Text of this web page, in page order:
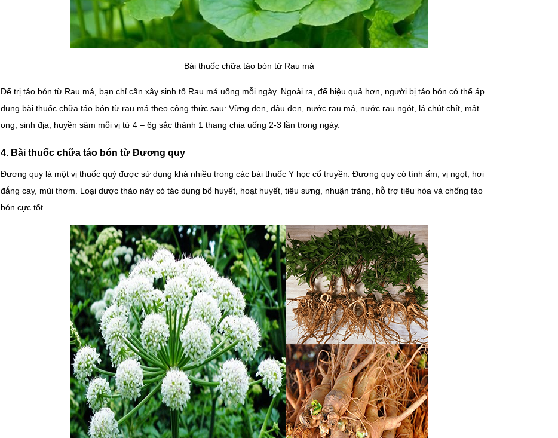
Bài thuốc chữa táo bón từ Rau má
Để trị táo bón từ Rau má, bạn chỉ cần xây sinh tố Rau má uống mỗi ngày. Ngoài ra, để hiệu quả hơn, người bị táo bón có thể áp
dụng bài thuốc chữa táo bón từ rau má theo công thức sau: Vừng đen, đậu đen, nước rau má, nước rau ngót, lá chút chít, mật
ong, sinh địa, huyền sâm mỗi vị từ 4 – 6g sắc thành 1 thang chia uống 2-3 lần trong ngày.
4. Bài thuốc chữa táo bón từ Đương quy
Đương quy là một vị thuốc quý được sử dụng khá nhiều trong các bài thuốc Y học cổ truyền. Đương quy có tính ấm, vị ngọt, hơi
đắng cay, mùi thơm. Loại dược thảo này có tác dụng bổ huyết, hoạt huyết, tiêu sưng, nhuận tràng, hỗ trợ tiêu hóa và chống táo
bón cực tốt.